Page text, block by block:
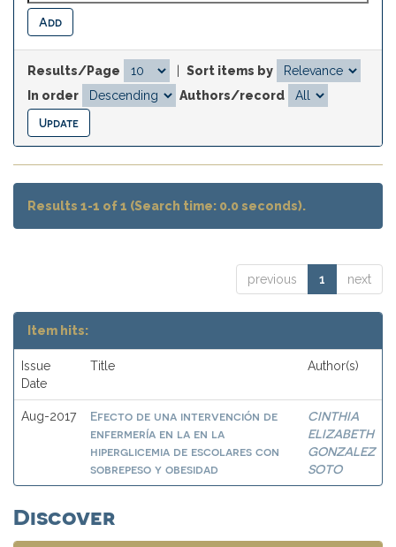
Results/Page
Sort items by
In order
Authors/record
Results 1-1 of 1 (Search time: 0.0 seconds).
previous 1 next
Item hits:
Issue
Date
Title Author(s)
Aug-2017
Efecto de una intervención de
enfermería en la en la
hiperglicemia de escolares con
sobrepeso y obesidad
CINTHIA
ELIZABETH
GONZALEZ
SOTO
Discover